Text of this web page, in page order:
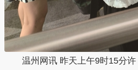
温州网讯 昨天上午9时15分许